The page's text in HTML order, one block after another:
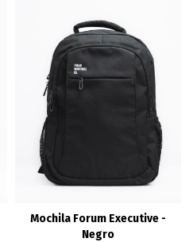
Mochila Forum Executive -
Negro